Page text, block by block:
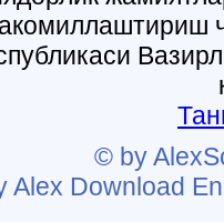
© by
Alex Download